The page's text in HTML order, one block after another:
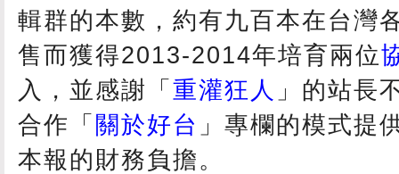
輯群的本數，約有九百本在台灣
售而獲得2013-2014年培育兩位
入，並感謝「 重灌狂人 」的站長
合作「 關於好台 」專欄的模式提
本報的財務負擔。